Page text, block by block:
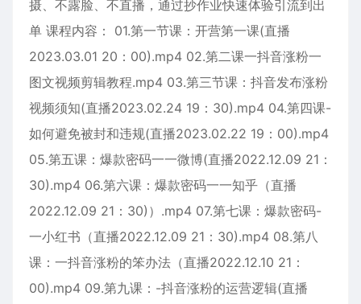
摄、不露脸、不直播，通过抄作业快速体验引流到出
单 课程内容： 01.第一节课：开营第一课(直播
2023.03.01 20：00).mp4 02.第二课一抖音涨粉一
图文视频剪辑教程.mp4 03.第三节课：抖音发布涨粉
视频须知(直播2023.02.24 19：30).mp4 04.第四课-
如何避免被封和违规(直播2023.02.22 19：00).mp4
05.第五课：爆款密码一一微博(直播2022.12.09 21：
30).mp4 06.第六课：爆款密码一一知乎（直播
2022.12.09 21：30)）.mp4 07.第七课：爆款密码-
一小红书（直播2022.12.09 21：30).mp4 08.第八
课：一抖音涨粉的笨办法（直播2022.12.10 21：
00).mp4 09.第九课：-抖音涨粉的运营逻辑(直播